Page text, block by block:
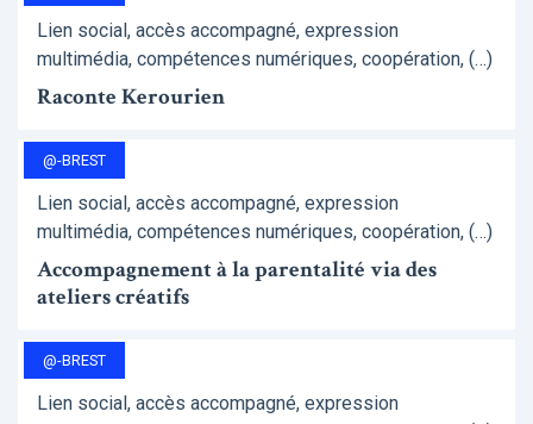
Lien social, accès accompagné, expression
multimédia, compétences numériques, coopération, (…)
Raconte Kerourien
@-BREST
Lien social, accès accompagné, expression
multimédia, compétences numériques, coopération, (…)
Accompagnement à la parentalité via des
ateliers créatifs
@-BREST
Lien social, accès accompagné, expression